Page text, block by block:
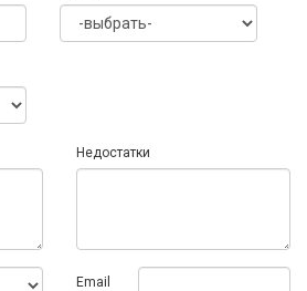
Недостатки
Email